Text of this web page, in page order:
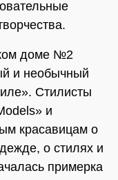
доме №2
и необычный
Стилисты
и
красавицам о
о стилях и
примерка